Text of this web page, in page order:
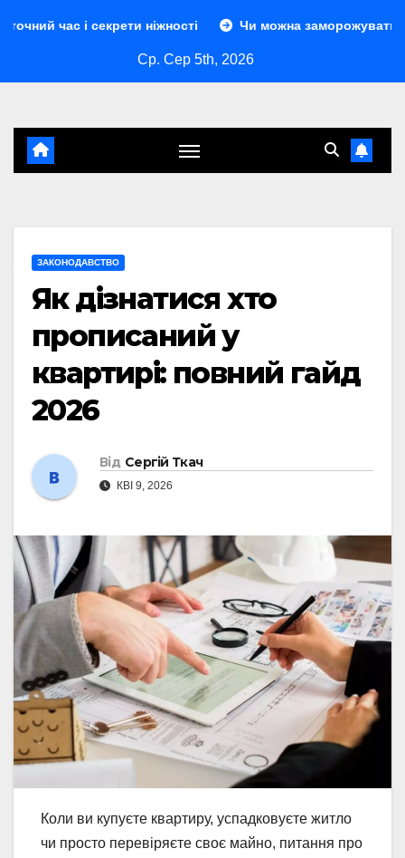
ніжності Чи можна заморожувати сир: повний
Ср. Сер 5th, 2026
ЗАКОНОДАВСТВО
Як дізнатися хто
прописаний у
квартирі: повний гайд
2026
Від Сергій Ткач
КВІ 9, 2026
Коли ви купуєте квартиру, успадковуєте житло
чи просто перевіряєте своє майно, питання про